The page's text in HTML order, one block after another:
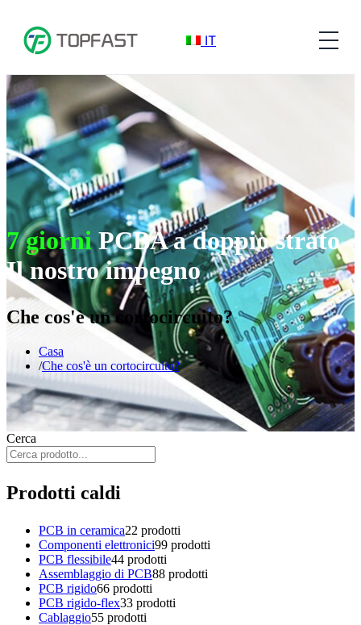
IT
7 giorniPCBA a doppio strato
Il nostro impegno
Che cos'è un cortocircuito?
Casa
Che cos'è un cortocircuito?
Cerca
Prodotti caldi
PCB in ceramica22 prodotti
Componenti elettronici99 prodotti
PCB flessibile44 prodotti
Assemblaggio di PCB88 prodotti
PCB rigido66 prodotti
PCB rigido-flex33 prodotti
Cablaggio55 prodotti